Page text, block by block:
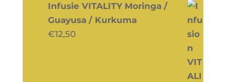
Infusie VITALITY Moringa /
Guayusa / Kurkuma
€12,50